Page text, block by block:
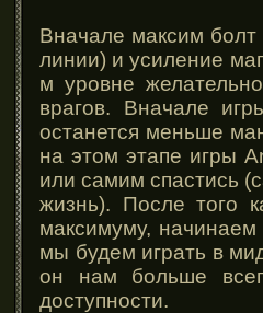
Вначале максим
линии) и усиление
м уровне
врагов. Вначале
останется меньше
на этом этапе игры
или самим спастись
жизнь). После того
максимуму,
мы будем играть в
он нам больше
доступности.